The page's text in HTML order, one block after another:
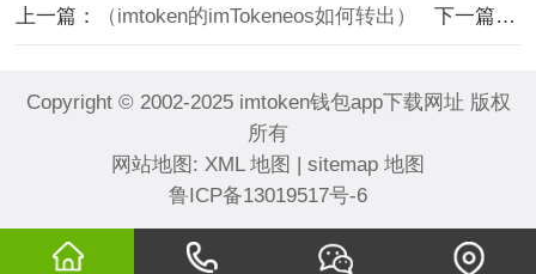
上一篇： （imtoken的imTokeneos如何转出） 下一篇：
Copyright © 2002-2025 imtoken钱包app下载网址 版权
所有
网站地图: XML 地图 | sitemap 地图
鲁ICP备13019517号-6